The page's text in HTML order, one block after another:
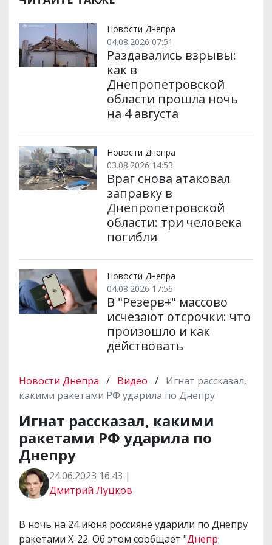
и
и
o
k
e
m p
Новости Днепра
04.08.2026 07:51
Раздавались взрывы:
как в
Днепропетровской
области прошла ночь
на 4 августа
Новости Днепра
03.08.2026 14:53
Враг снова атаковал
заправку в
Днепропетровской
области: три человека
погибли
Новости Днепра
04.08.2026 17:56
В "Резерв+" массово
исчезают отсрочки: что
произошло и как
действовать
Новости Днепра / Видео / Игнат рассказал,
какими ракетами РФ ударила по Днепру
Игнат рассказал, какими
ракетами РФ ударила по
Днепру
24.06.2023 16:43 |
Дмитрий Луцков
В ночь на 24 июня россияне ударили по Днепру
ракетами Х-22. Об этом сообщает "Днепр